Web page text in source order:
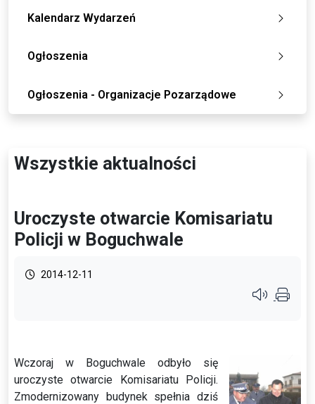
Kalendarz Wydarzeń
Ogłoszenia
Ogłoszenia - Organizacje Pozarządowe
Wszystkie aktualności
Uroczyste otwarcie Komisariatu
Policji w Boguchwale
2014-12-11
Przycisk
Wczoraj w Boguchwale odbyło się
uroczyste otwarcie Komisariatu Policji.
Zmodernizowany budynek spełnia dziś